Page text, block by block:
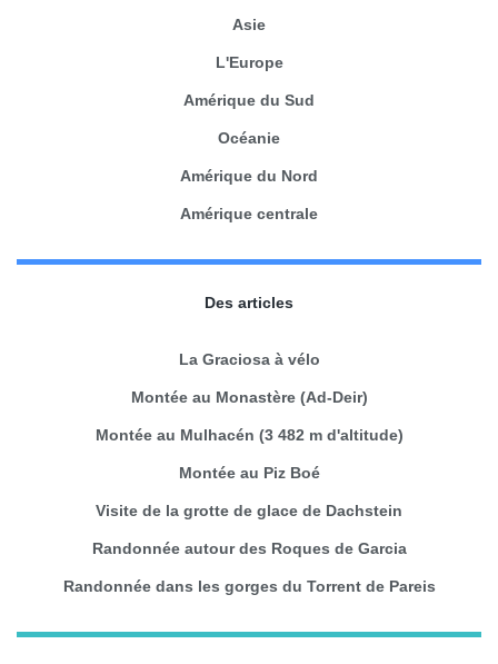
Asie
L'Europe
Amérique du Sud
Océanie
Amérique du Nord
Amérique centrale
Des articles
La Graciosa à vélo
Montée au Monastère (Ad-Deir)
Montée au Mulhacén (3 482 m d'altitude)
Montée au Piz Boé
Visite de la grotte de glace de Dachstein
Randonnée autour des Roques de Garcia
Randonnée dans les gorges du Torrent de Pareis